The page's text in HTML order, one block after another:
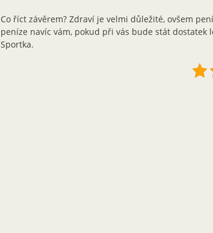
Co říct závěrem? Zdraví je velmi důležité, ovšem
peníze navíc vám, pokud při vás bude stát
Sportka.